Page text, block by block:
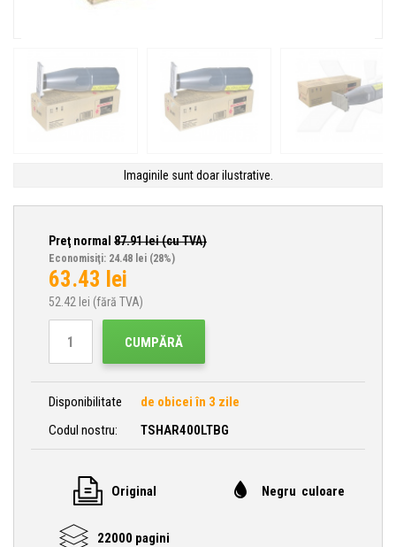
Imaginile sunt doar ilustrative.
Preţ normal 87.91lei (cu TVA)
Economisiţi: 24.48 lei (28%)
63.43 lei
52.42 lei (fără TVA)
CUMPĂRĂ
Disponibilitate
de obicei în 3 zile
Codul nostru:
TSHAR400LTBG
Original Negru culoare
22000 pagini